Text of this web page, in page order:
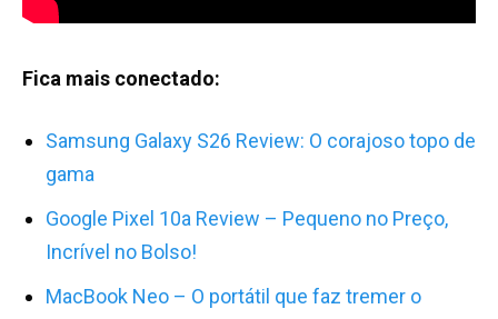
Fica mais conectado:
Samsung Galaxy S26 Review: O corajoso topo de
gama
Google Pixel 10a Review – Pequeno no Preço,
Incrível no Bolso!
MacBook Neo – O portátil que faz tremer o